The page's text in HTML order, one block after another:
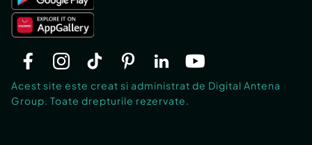
Acest site este creat si administrat de Digital Antena
Group. Toate drepturile rezervate.